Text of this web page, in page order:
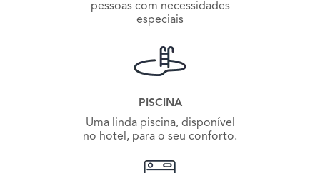
pessoas com necessidades
especiais
PISCINA
Uma linda piscina, disponível
no hotel, para o seu conforto.